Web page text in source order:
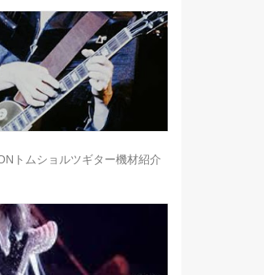
トムショルツギター機材紹介